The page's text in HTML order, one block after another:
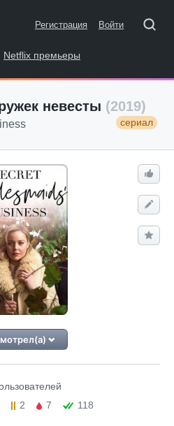
Регистрация Войти
Netflix премьеры
невесты (2019)
сериал
2 7 118